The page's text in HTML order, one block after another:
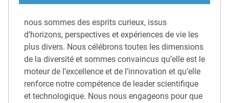
nous sommes des esprits curieux, issus
d’horizons, perspectives et expériences de vie les
plus divers. Nous célébrons toutes les dimensions
de la diversité et sommes convaincus qu’elle est le
moteur de l’excellence et de l’innovation et qu’elle
renforce notre compétence de leader scientifique
et technologique. Nous nous engageons pour que